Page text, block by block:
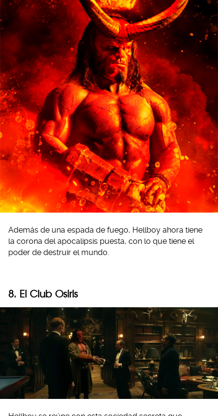
Además de una espada de fuego, Hellboy ahora tiene
la corona del apocalipsis puesta, con lo que tiene el
poder de destruir el mundo.
8. El Club Osiris